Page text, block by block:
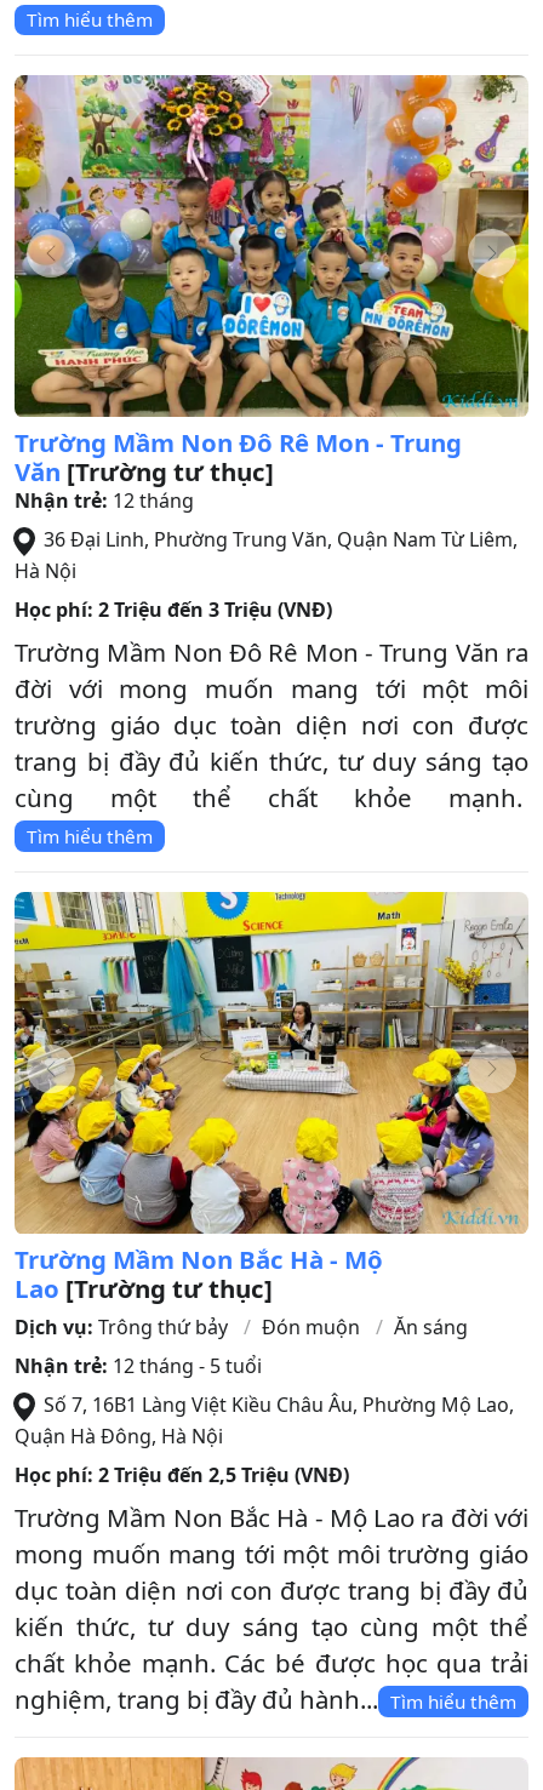
Tìm hiểu thêm
Trường Mầm Non Đô Rê Mon - Trung
Văn [Trường tư thục]
Nhận trẻ: 12 tháng
36 Đại Linh, Phường Trung Văn, Quận Nam Từ Liêm,
Hà Nội
Học phí: 2 Triệu đến 3 Triệu (VNĐ)
Trường Mầm Non Đô Rê Mon - Trung Văn ra
đời với mong muốn mang tới một môi
trường giáo dục toàn diện nơi con được
trang bị đầy đủ kiến thức, tư duy sáng tạo
cùng một thể chất khỏe mạnh.
Tìm hiểu thêm
Trường Mầm Non Bắc Hà - Mộ
Lao [Trường tư thục]
Dịch vụ: Trông thứ bảy Đón muộn
Ăn sáng
Nhận trẻ: 12 tháng - 5 tuổi
Số 7, 16B1 Làng Việt Kiều Châu Âu, Phường Mộ Lao,
Quận Hà Đông, Hà Nội
Học phí: 2 Triệu đến 2,5 Triệu (VNĐ)
Trường Mầm Non Bắc Hà - Mộ Lao ra đời với
mong muốn mang tới một môi trường giáo
dục toàn diện nơi con được trang bị đầy đủ
kiến thức, tư duy sáng tạo cùng một thể
chất khỏe mạnh. Các bé được học qua trải
nghiệm, trang bị đầy đủ hành... Tìm hiểu thêm